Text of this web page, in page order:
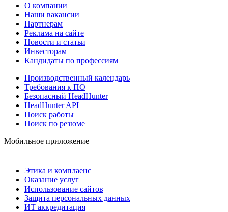
О компании
Наши вакансии
Партнерам
Реклама на сайте
Новости и статьи
Инвесторам
Кандидаты по профессиям
Производственный календарь
Требования к ПО
Безопасный HeadHunter
HeadHunter API
Поиск работы
Поиск по резюме
Мобильное приложение
Этика и комплаенс
Оказание услуг
Использование сайтов
Защита персональных данных
ИТ аккредитация